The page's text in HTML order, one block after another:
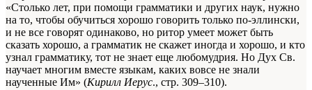
«Столько лет, при помощи грамматики и других наук, нужно
на то, чтобы обучиться хорошо говорить только по-эллински,
и не все говорят одинаково, но ритор умеет может быть
сказать хорошо, а грамматик не скажет иногда и хорошо, и кто
узнал грамматику, тот не знает еще любомудрия. Но Дух Св.
научает многим вместе языкам, каких вовсе не знали
наученные Им» (Кирилл Иерус., стр. 309–310).